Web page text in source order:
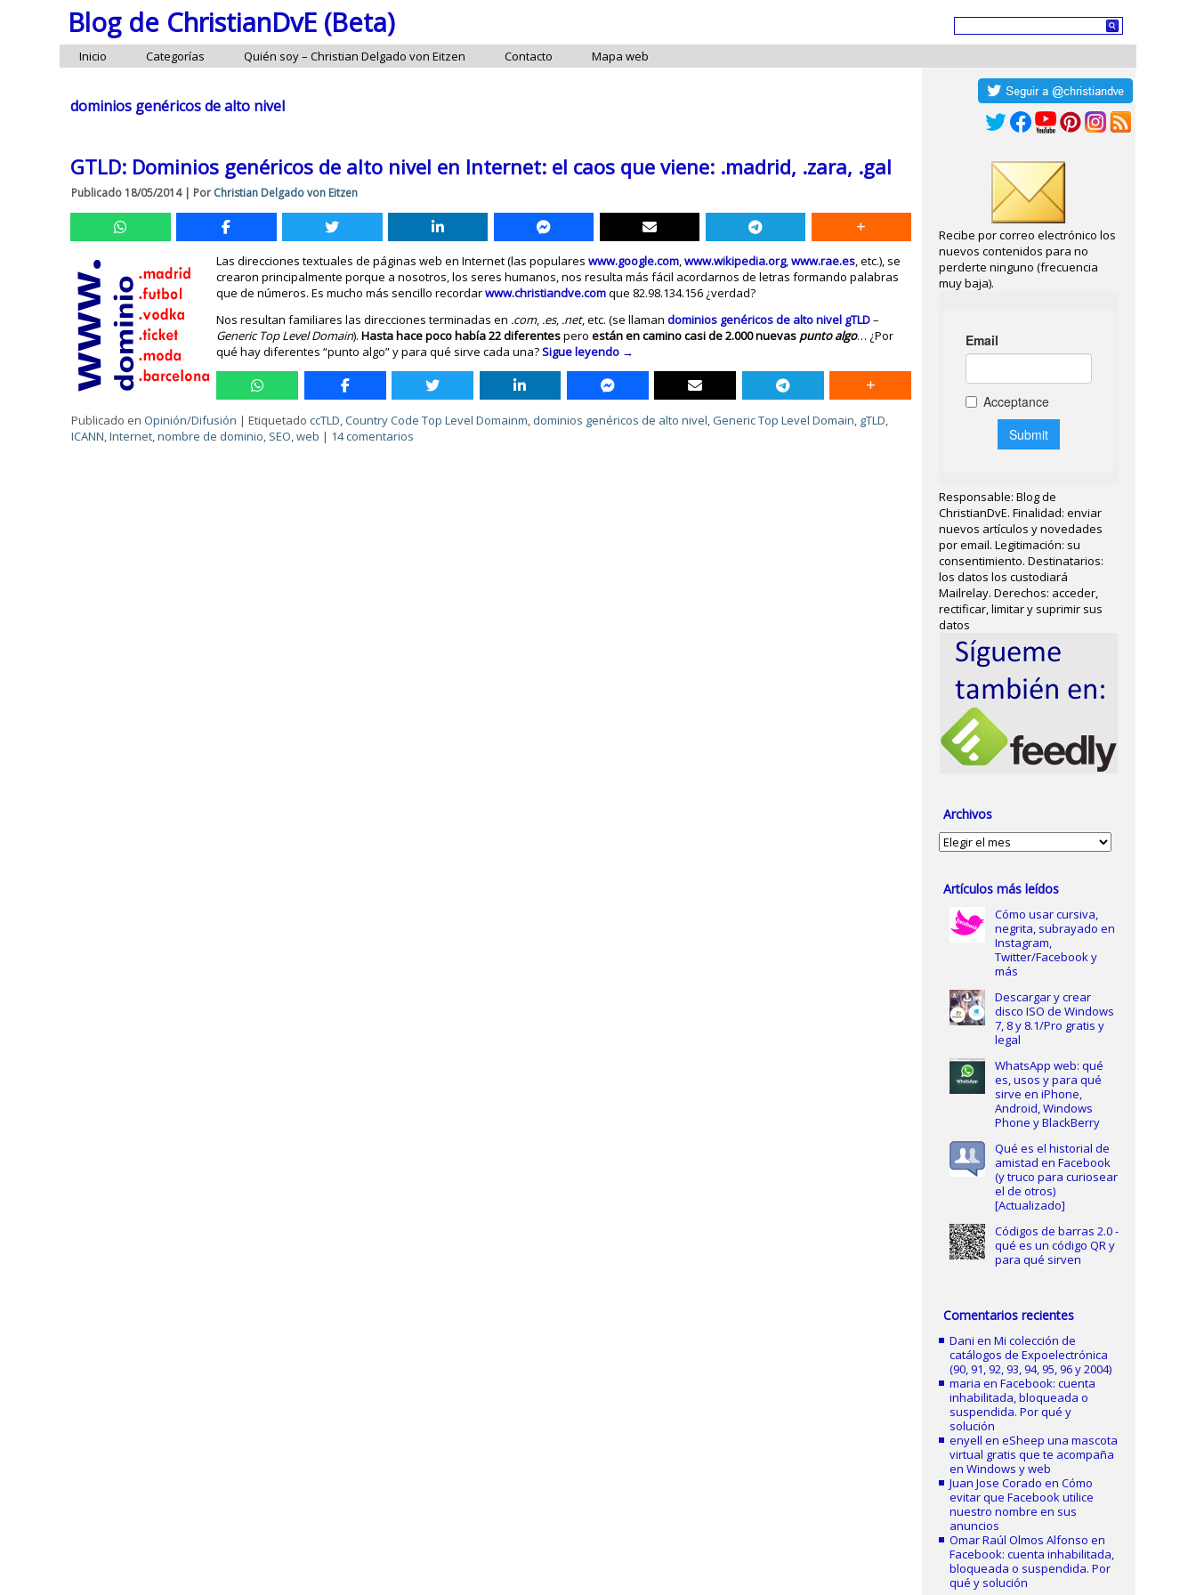
Blog de ChristianDvE (Beta)
Inicio Categorías Quién soy – Christian Delgado von Eitzen Contacto Mapa web
dominios genéricos de alto nivel
GTLD: Dominios genéricos de alto nivel en Internet: el caos que viene: .madrid, .zara, .gal
Publicado18/05/2014| Por Christian Delgado von Eitzen
Las direcciones textuales de páginas web en Internet (las populareswww.google.com,www.wikipedia.org,www.rae.es, etc.), se
crearon principalmente porque a nosotros, los seres humanos, nos resulta más fácil acordarnos de letras formando palabras
que de números. Es mucho más sencillo recordarwww.christiandve.comque 82.98.134.156 ¿verdad?
Nos resultan familiares las direcciones terminadas en .com, .es, .net, etc. (se llamandominios genéricos de alto nivel gTLD–
Generic Top Level Domain).Hasta hace poco había 22 diferentesperoestán en camino casi de 2.000 nuevas punto algo… ¿Por
qué hay diferentes “punto algo” y para qué sirve cada una?Sigue leyendo →
Publicado en Opinión/Difusión |Etiquetado ccTLD,Country Code Top Level Domainm, dominios genéricos de alto nivel, Generic Top Level Domain, gTLD,
ICANN,Internet,nombre de dominio, SEO,web | 14 comentarios
Recibe por correo electrónico los
nuevos contenidos para no
perderte ninguno (frecuencia
muy baja).
Responsable: Blog de
ChristianDvE. Finalidad: enviar
nuevos artículos y novedades
por email. Legitimación: su
consentimiento. Destinatarios:
los datos los custodiará
Mailrelay. Derechos: acceder,
rectificar, limitar y suprimir sus
datos
Archivos
Archivos
Artículos más leídos
Cómo usar cursiva,
negrita, subrayado en
Instagram,
Twitter/Facebook y
más
Descargar y crear
disco ISO de Windows
7, 8 y 8.1/Pro gratis y
legal
WhatsApp web: qué
es, usos y para qué
sirve en iPhone,
Android, Windows
Phone y BlackBerry
Qué es el historial de
amistad en Facebook
(y truco para curiosear
el de otros)
[Actualizado]
Códigos de barras 2.0 -
qué es un código QR y
para qué sirven
Comentarios recientes
Dani enMi colección de
catálogos de Expoelectrónica
(90, 91, 92, 93, 94, 95, 96 y 2004)
maria enFacebook: cuenta
inhabilitada, bloqueada o
suspendida. Por qué y
solución
enyell eneSheep una mascota
virtual gratis que te acompaña
en Windows y web
Juan Jose Corado enCómo
evitar que Facebook utilice
nuestro nombre en sus
anuncios
Omar Raúl Olmos Alfonso en
Facebook: cuenta inhabilitada,
bloqueada o suspendida. Por
qué y solución